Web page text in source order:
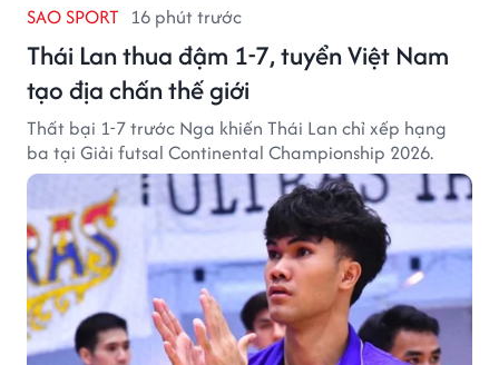
SAO SPORT 16 phút trước
Thái Lan thua đậm 1-7, tuyển Việt Nam
tạo địa chấn thế giới
Thất bại 1-7 trước Nga khiến Thái Lan chỉ xếp hạng
ba tại Giải futsal Continental Championship 2026.